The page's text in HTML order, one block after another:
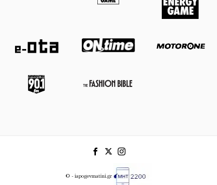
© - iapogevmatini.gr